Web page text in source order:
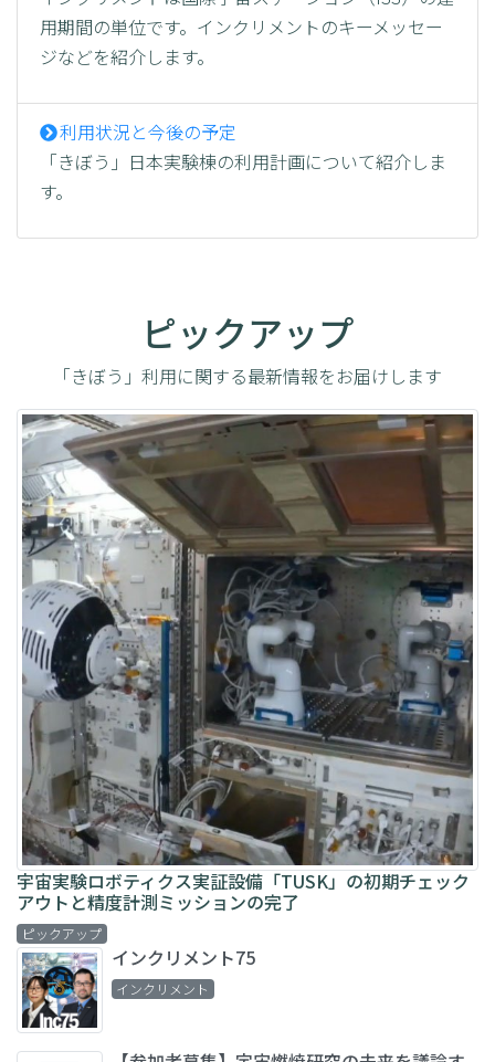
用期間の単位です。インクリメントのキーメッセー
ジなどを紹介します。
利用状況と今後の予定
「きぼう」日本実験棟の利用計画について紹介しま
す。
ピックアップ
「きぼう」利用に関する最新情報をお届けします
宇宙実験ロボティクス実証設備「TUSK」の初期チェック
アウトと精度計測ミッションの完了
ピックアップ
インクリメント75
インクリメント